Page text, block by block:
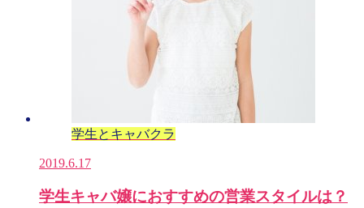
学生とキャバクラ
2019.6.17
学生キャバ嬢におすすめの営業スタイルは？